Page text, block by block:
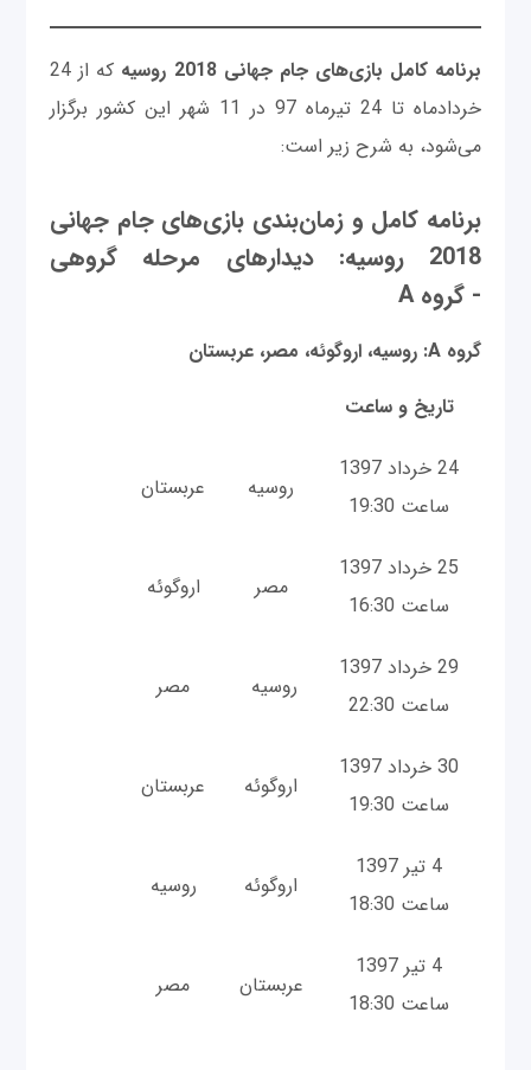
برنامه کامل بازی‌های جام جهانی 2018 روسیه
که از 24
خردادماه تا 24 تیرماه 97 در 11 شهر این کشور برگزار
می‌شود، به شرح زیر است:
برنامه کامل و زمان‌بندی بازی‌های جام جهانی
2018 روسیه: دیدارهای مرحله گروهی
- گروه A
گروه A: روسیه، اروگوئه، مصر، عربستان
تاریخ و ساعت
24 خرداد 1397
ساعت 19:30
روسیه عربستان
25 خرداد 1397
ساعت 16:30
مصر اروگوئه
29 خرداد 1397
ساعت 22:30
روسیه مصر
30 خرداد 1397
ساعت 19:30
اروگوئه عربستان
4 تیر 1397
ساعت 18:30
اروگوئه روسیه
4 تیر 1397
ساعت 18:30
عربستان مصر